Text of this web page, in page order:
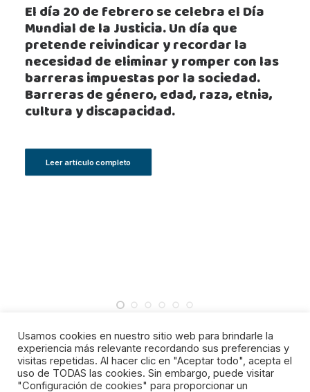
El día 20 de febrero se celebra el Día
Mundial de la Justicia. Un día que
pretende reivindicar y recordar la
necesidad de eliminar y romper con las
barreras impuestas por la sociedad.
Barreras de género, edad, raza, etnia,
cultura y discapacidad.
Leer artículo completo
© 2023 Fundacion Levante UD. All rights reserved
CANAL DEL INFORMANTE
Usamos cookies en nuestro sitio web para brindarle la
experiencia más relevante recordando sus preferencias y
visitas repetidas. Al hacer clic en "Aceptar todo", acepta el
uso de TODAS las cookies. Sin embargo, puede visitar
"Configuración de cookies" para proporcionar un